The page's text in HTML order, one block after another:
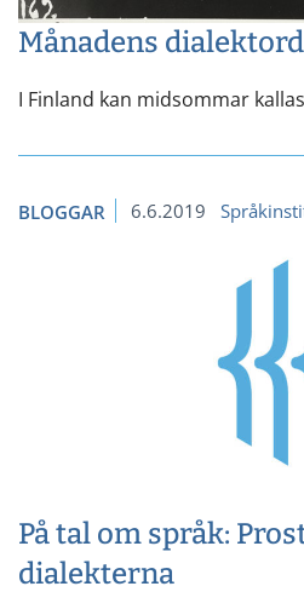
Månadens
I Finland kan midsommar
BLOGGAR 6.6.2019
På tal om språk:
dialekterna